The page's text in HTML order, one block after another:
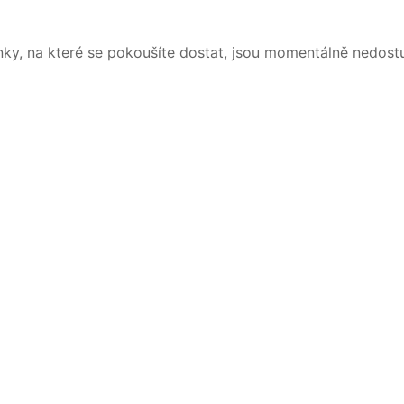
na které se pokoušíte dostat, jsou momentálně